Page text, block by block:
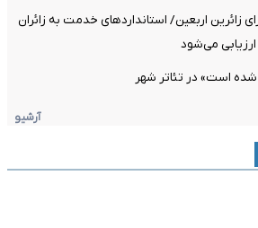
زائرین اربعین/ استانداردهای خدمت به زائران
ارزیابی می‌شود
شده است» در تئاتر شهر
آرشیو